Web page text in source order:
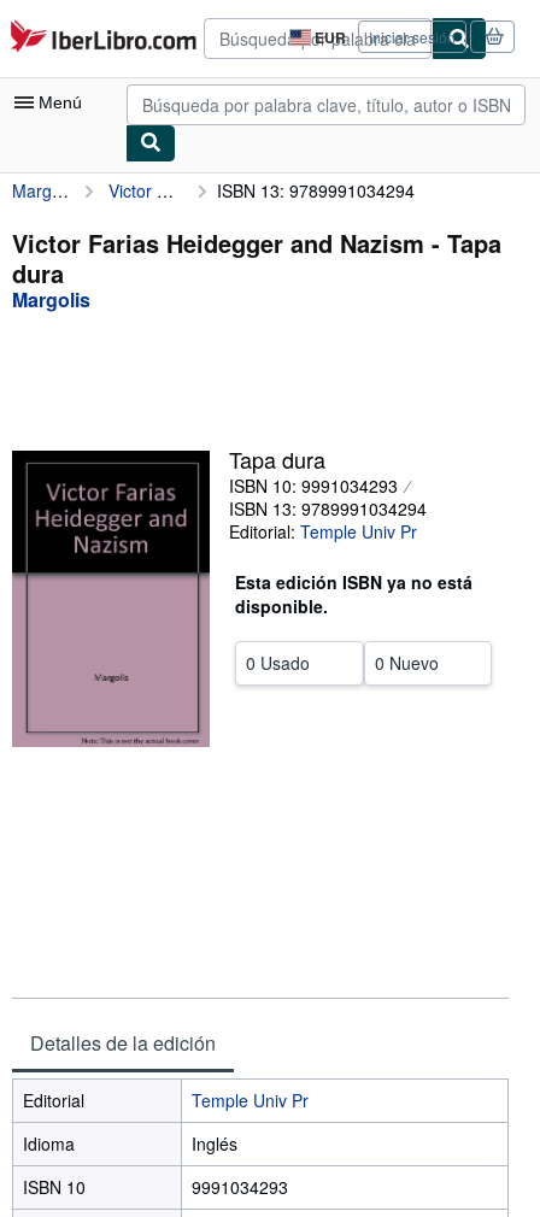
Pasar al contenido principal
IberLibro.com EUR
Preferencias
de
compra
del
Iniciar sesión
Menú
Mi cuenta
Consultar mis pedidos
Búsqueda avanzada
Colecciones
Vendedores
Comenzar a vender
Ayuda
CERRAR
Margolis Victor Farias Heidegger and Nazism ISBN 13: 9789991034294
Victor Farias Heidegger and Nazism - Tapa
dura
Margolis
Tapa dura
ISBN 10: 9991034293
ISBN 13: 9789991034294
Editorial: Temple Univ Pr
Esta edición ISBN ya no está
disponible.
0 Usado 0 Nuevo
Detalles de la edición
Editorial
Temple Univ Pr
Idioma
Inglés
ISBN 10
9991034293